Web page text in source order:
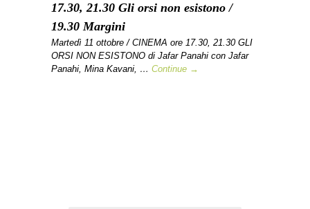
17.30, 21.30 Gli orsi non esistono /
19.30 Margini
Martedì 11 ottobre / CINEMA ore 17.30, 21.30 GLI
ORSI NON ESISTONO di Jafar Panahi con Jafar
Panahi, Mina Kavani, … Continue →